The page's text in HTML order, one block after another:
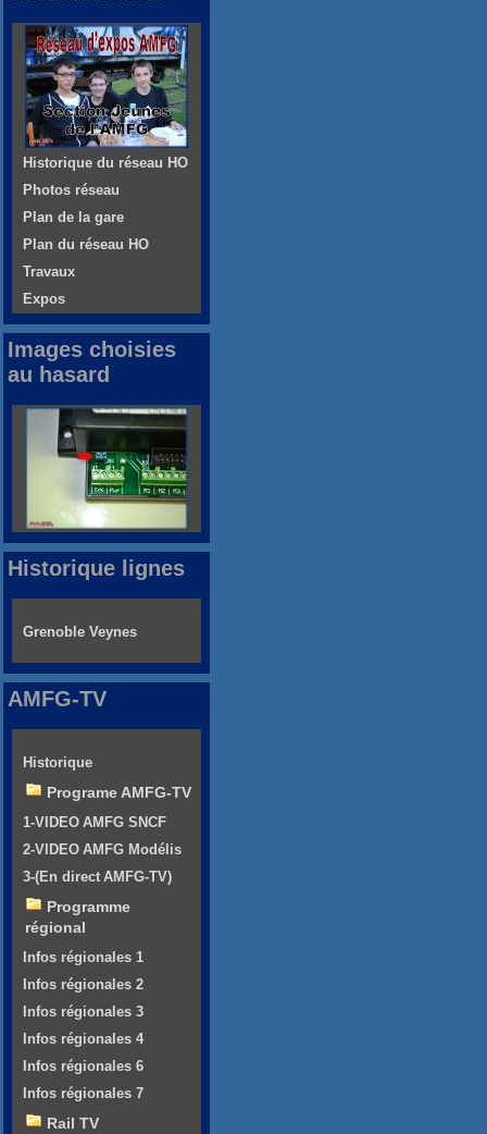
Historique du réseau HO
Photos réseau
Plan de la gare
Plan du réseau HO
Travaux
Expos
Images choisies
au hasard
Historique lignes
Grenoble Veynes
AMFG-TV
Historique
Programe AMFG-TV
1-VIDEO AMFG SNCF
2-VIDEO AMFG Modélis
3-(En direct AMFG-TV)
Programme
régional
Infos régionales 1
Infos régionales 2
Infos régionales 3
Infos régionales 4
Infos régionales 6
Infos régionales 7
Rail TV